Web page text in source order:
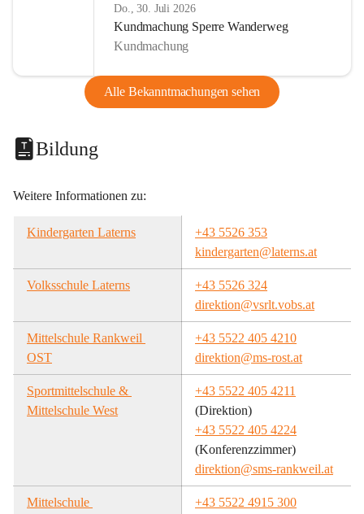
Do., 30. Juli 2026
Kundmachung Sperre Wanderweg
Kundmachung
Alle Bekanntmachungen sehen
Bildung
Weitere Informationen zu:
Kindergarten Laterns
+43 5526 353
kindergarten@laterns.at
Volksschule Laterns
+43 5526 324
direktion@vsrlt.vobs.at
Mittelschule Rankweil
OST
+43 5522 405 4210
direktion@ms-rost.at
Sportmittelschule &
Mittelschule West
+43 5522 405 4211
(Direktion)
+43 5522 405 4224
(Konferenzzimmer)
direktion@sms-rankweil.at
Mittelschule
+43 5522 4915 300